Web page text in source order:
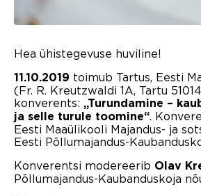
Hea ühistegevuse huviline!
11.10.2019 toimub Tartus, Eesti
(Fr. R. Kreutzwaldi 1A, Tartu
konverents: „Turundamine –
ja selle turule toomine“.
Eesti Maaülikooli Majandus- ja
Eesti Põllumajandus-
Konverentsi modereerib Olav
Põllumajandus-Kaubanduskoja